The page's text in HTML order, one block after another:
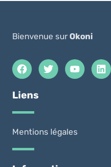
Bienvenue surOkoni
Liens
Mentions légales